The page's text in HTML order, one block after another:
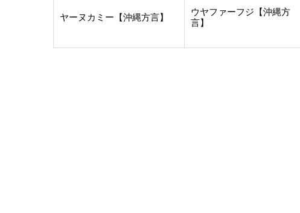
ヤーヌカミー【沖縄方言】
ウヤファーフジ【沖縄方
言】